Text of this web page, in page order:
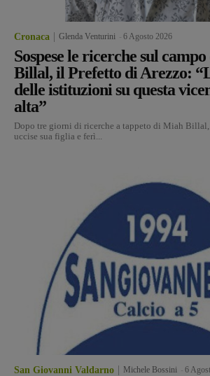
Cronaca Glenda Venturini 6 Agosto 2026
Sospese le ricerche sul
Billal, il Prefetto di Arezzo:
delle istituzioni su questa
alta”
Dopo tre giorni di ricerche a tappeto di Miah
uccise sua figlia e ferì...
San Giovanni Valdarno Michele Bossini 6